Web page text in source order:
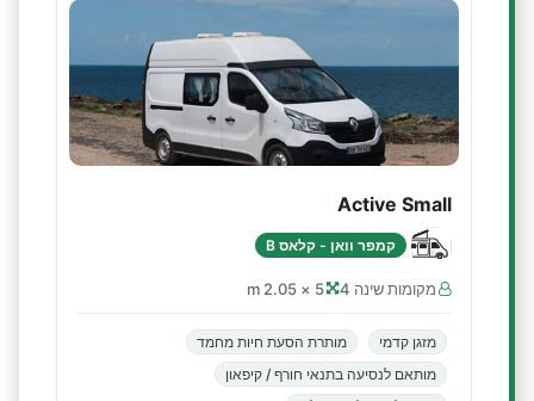
Active Small
קמפר וואן - קלאס B
מקומות שינה 4 5 × 2.05 m
מזגן קדמי
מותרת הסעת חיות מחמד
מותאם לנסיעה בתנאי חורף / קיפאון